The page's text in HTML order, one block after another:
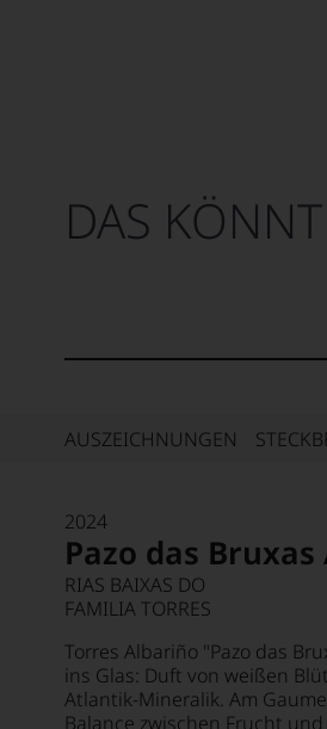
DAS
AUSZEICHNUNGEN
2024
Pazo das
RIAS BAIXAS DO
FAMILIA TORRES
Torres Albariño "Pazo das
ins Glas: Duft von weißen
Atlantik-Mineralik. Am
Balance zwischen Frucht